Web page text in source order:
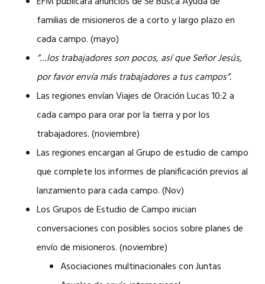
familias de misioneros de a corto y largo plazo en
cada campo. (mayo)
“…los trabajadores son pocos, así que Señor Jesús,
por favor envía más trabajadores a tus campos”.
Las regiones envían Viajes de Oración Lucas 10:2 a
cada campo para orar por la tierra y por los
trabajadores. (noviembre)
Las regiones encargan al Grupo de estudio de campo
que complete los informes de planificación previos al
lanzamiento para cada campo. (Nov)
Los Grupos de Estudio de Campo inician
conversaciones con posibles socios sobre planes de
envío de misioneros. (noviembre)
Asociaciones multinacionales con Juntas